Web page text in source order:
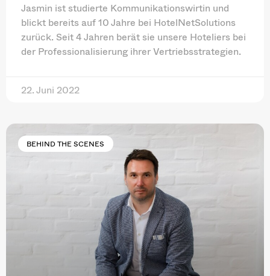
Jasmin ist studierte Kommunikationswirtin und
blickt bereits auf 10 Jahre bei HotelNetSolutions
zurück. Seit 4 Jahren berät sie unsere Hoteliers bei
der Professionalisierung ihrer Vertriebsstrategien.
22. Juni 2022
BEHIND THE SCENES